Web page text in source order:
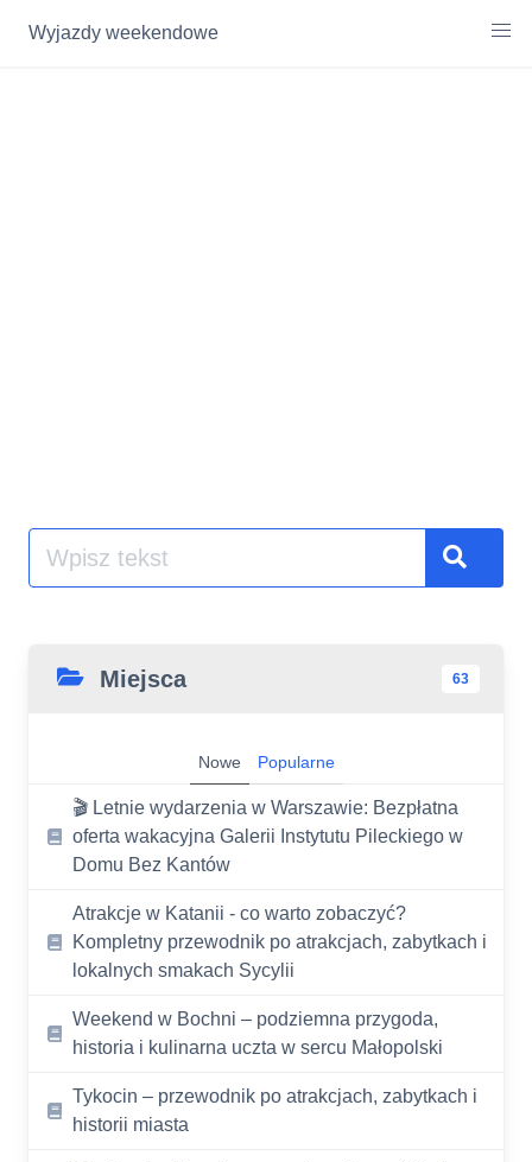
Wyjazdy weekendowe
Miejsca 63
Nowe Popularne
🎬 Letnie wydarzenia w Warszawie: Bezpłatna
oferta wakacyjna Galerii Instytutu Pileckiego w
Domu Bez Kantów
Atrakcje w Katanii - co warto zobaczyć?
Kompletny przewodnik po atrakcjach, zabytkach i
lokalnych smakach Sycylii
Weekend w Bochni – podziemna przygoda,
historia i kulinarna uczta w sercu Małopolski
Tykocin – przewodnik po atrakcjach, zabytkach i
historii miasta